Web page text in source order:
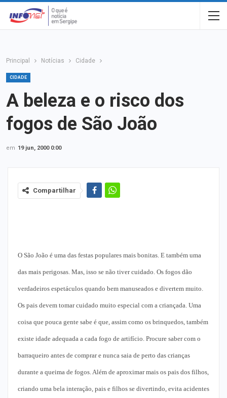
Principal Notícias Cidade
CIDADE
A beleza e o risco dos
fogos de São João
em 19 jun, 2000 0:00
Compartilhar
O São João é uma das festas populares mais bonitas. E também uma
das mais perigosas. Mas, isso se não tiver cuidado. Os fogos dão
verdadeiros espetáculos quando bem manuseados e divertem muito.
Os pais devem tomar cuidado muito especial com a criançada. Uma
coisa que pouca gente sabe é que, assim como os brinquedos, também
existe idade adequada a cada fogo de artifício. Procure saber com o
barraqueiro antes de comprar e nunca saia de perto das crianças
durante a queima de fogos. Além de aproximar mais os pais dos filhos,
criando uma bela interação, pais e filhos se divertindo, evita acidentes